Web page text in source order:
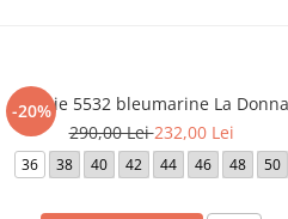
-20%
Rochie 5532 bleumarine La Donna
290,00 Lei232,00 Lei
36 38 40 42 44 46 48 50